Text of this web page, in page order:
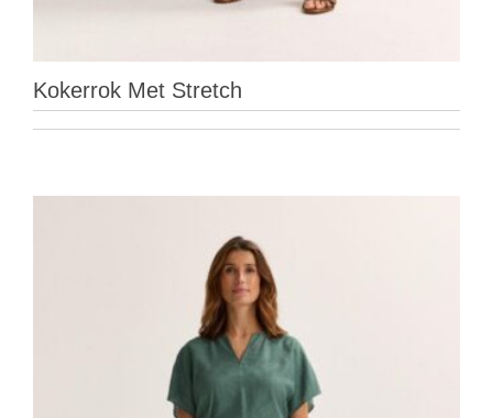
Kokerrok Met Stretch